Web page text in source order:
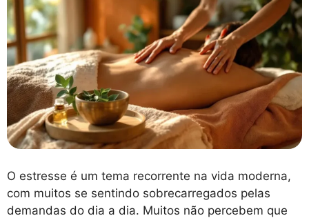
O estresse é um tema recorrente na vida moderna,
com muitos se sentindo sobrecarregados pelas
demandas do dia a dia. Muitos não percebem que